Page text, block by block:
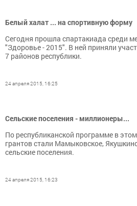
Белый халат ... на спортивную форму
Сегодня прошла спартакиада среди
"Здоровье - 2015". В ней приняли
7 районов республики.
24 апреля 2015, 16:25
Сельские поселения - миллионеры...
По республиканской программе в
грантов стали Мамыковское,
сельские поселения.
24 апреля 2015, 16:23